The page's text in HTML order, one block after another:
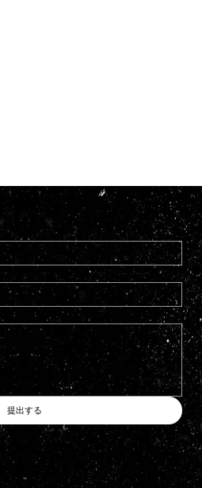
提出する